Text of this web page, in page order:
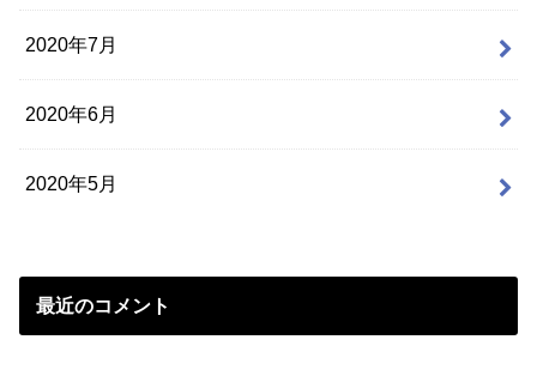
2020年7月
2020年6月
2020年5月
最近のコメント